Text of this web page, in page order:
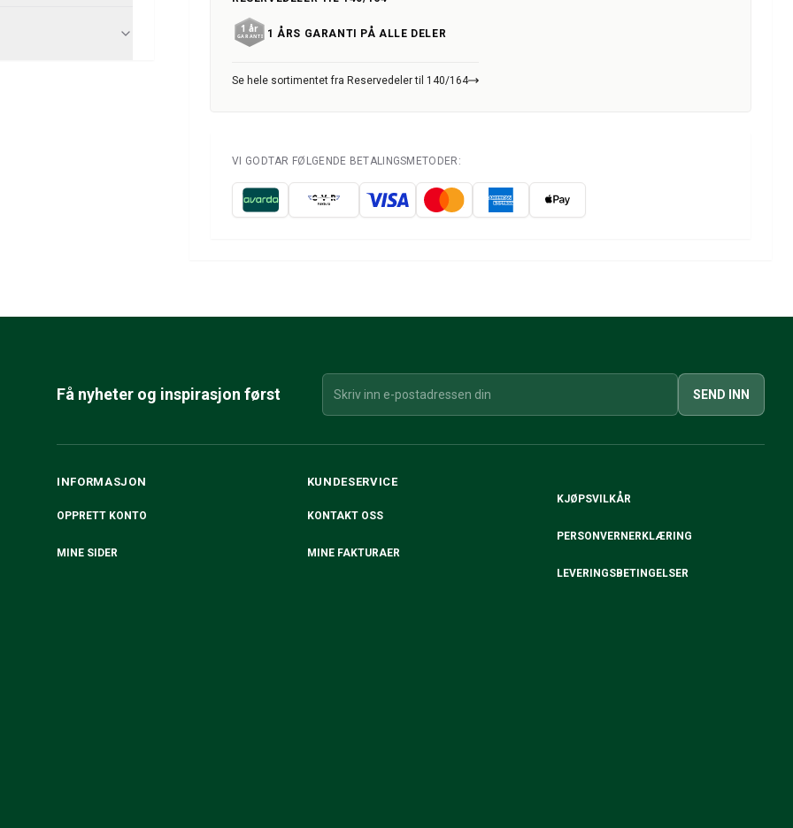
1 ÅRS GARANTI PÅ ALLE DELER
Se hele sortimentet fra Reservedeler til 140/164
VI GODTAR FØLGENDE BETALINGSMETODER:
Få nyheter og inspirasjon først SEND INN
INFORMASJON
OPPRETT KONTO
MINE SIDER
KUNDESERVICE
KONTAKT OSS
MINE FAKTURAER
KJØPSVILKÅR
PERSONVERNERKLÆRING
LEVERINGSBETINGELSER